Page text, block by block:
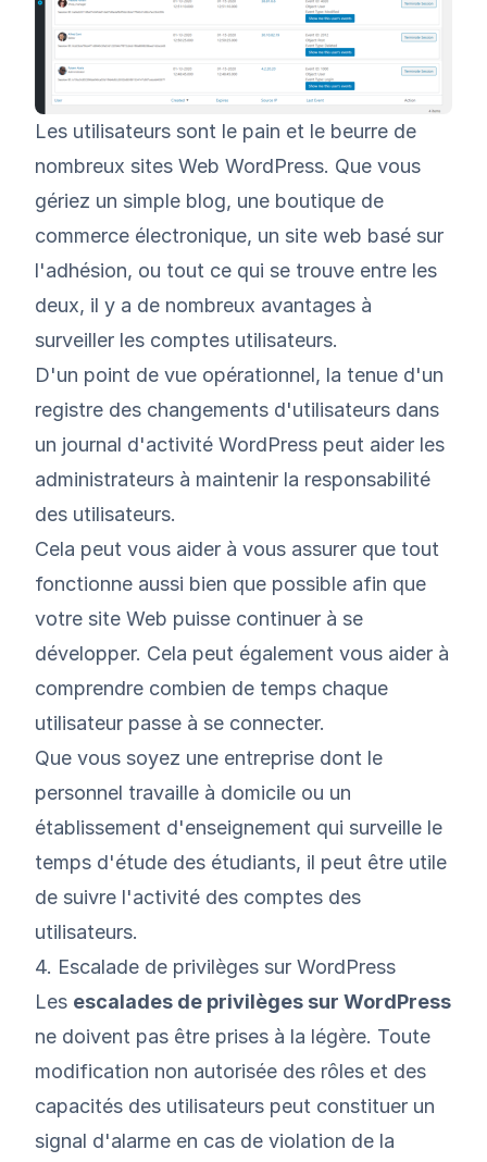
Les utilisateurs sont le pain et le beurre de
nombreux sites Web WordPress. Que vous
gériez un simple blog, une boutique de
commerce électronique, un site web basé sur
l'adhésion, ou tout ce qui se trouve entre les
deux, il y a de nombreux avantages à
surveiller les comptes utilisateurs.
D'un point de vue opérationnel, la tenue d'un
registre des changements d'utilisateurs dans
un journal d'activité WordPress peut aider les
administrateurs à maintenir la responsabilité
des utilisateurs.
Cela peut vous aider à vous assurer que tout
fonctionne aussi bien que possible afin que
votre site Web puisse continuer à se
développer. Cela peut également vous aider à
comprendre combien de temps chaque
utilisateur passe à se connecter.
Que vous soyez une entreprise dont le
personnel travaille à domicile ou un
établissement d'enseignement qui surveille le
temps d'étude des étudiants, il peut être utile
de suivre l'activité des comptes des
utilisateurs.
4. Escalade de privilèges sur WordPress
Les escalades de privilèges sur WordPress
ne doivent pas être prises à la légère. Toute
modification non autorisée des rôles et des
capacités des utilisateurs peut constituer un
signal d'alarme en cas de violation de la